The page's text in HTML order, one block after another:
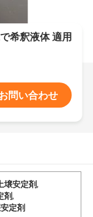
希釈液体 適用
問い合わせ
壌安定剤,
剤,
定剤